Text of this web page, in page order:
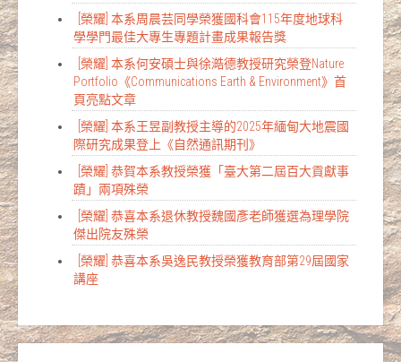
[榮耀] 本系周晨芸同學榮獲國科會115年度地球科
學學門最佳大專生專題計畫成果報告獎
[榮耀] 本系何安碩士與徐澔德教授研究榮登Nature
Portfolio《Communications Earth & Environment》首
頁亮點文章
[榮耀] 本系王昱副教授主導的2025年緬甸大地震國
際研究成果登上《自然通訊期刊》
[榮耀] 恭賀本系教授榮獲「臺大第二屆百大貢獻事
蹟」兩項殊榮
[榮耀] 恭喜本系退休教授魏國彥老師獲選為理學院
傑出院友殊榮
[榮耀] 恭喜本系吳逸民教授榮獲教育部第29屆國家
講座